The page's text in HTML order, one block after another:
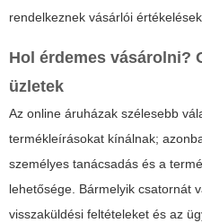
rendelkeznek vásárlói
Hol érdemes vásárolni?
üzletek
Az online áruházak szélesebb
termékleírásokat kínálnak;
személyes tanácsadás és a
lehetősége. Bármelyik csatornát
visszaküldési feltételeket és az